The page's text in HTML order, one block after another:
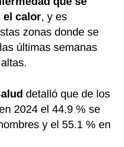
el calor, y es
zonas donde se
últimas semanas
detalló que de los
2024 el 44.9 % se
y el 55.1 % en